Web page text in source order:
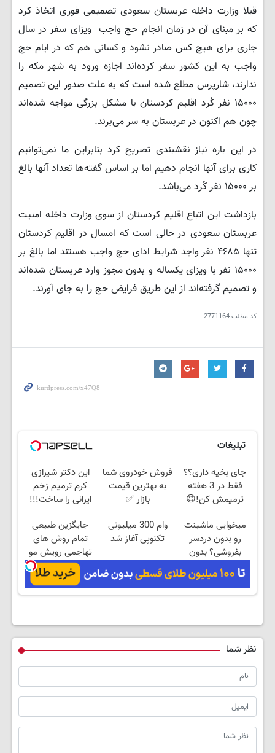
قبلا وزارت داخله عربستان سعودی تصمیمی فوری اتخاذ کرد
که بر مبنای آن در زمان انجام حج واجب ویزای سفر در سال
جاری برای هیچ کس صادر نشود و کسانی هم که در ایام حج
واجب به این کشور سفر کرده‌اند اجازه ورود به شهر مکه را
ندارند، شارپرس مطلع شده است که به علت صدور این تصمیم
۱۵۰۰۰ نفر کُرد اقلیم کردستان با مشکل بزرگی مواجه شده‌اند
چون هم اکنون در عربستان به سر می‌برند.
در این باره نیاز نقشبندی تصریح کرد بنابراین ما نمی‌توانیم
کاری برای آنها انجام دهیم اما بر اساس گفته‌ها تعداد آنها بالغ
بر ۱۵۰۰۰ نفر کُرد می‌باشد.
بازداشت این اتباع اقلیم کردستان از سوی وزارت داخله امنیت
عربستان سعودی در حالی است که امسال در اقلیم کردستان
تنها ۴۶۸۵ نفر واجد شرایط ادای حج واجب هستند اما بالغ بر
۱۵۰۰۰ نفر با ویزای یکساله و بدون مجوز وارد عربستان شده‌اند
و تصمیم گرفته‌اند از این طریق فرایض حج را به جای آورند.
کد مطلب2771164
تبلیغات
جای بخیه داری؟؟
فقط در 3 هفته
ترمیمش کن!😍
فروش خودروی شما
به بهترین قیمت
بازار ✅
این دکتر شیرازی
کرم ترمیم زخم
ایرانی را ساخت!!!
میخوایی ماشینت
رو بدون دردسر
بفروشی؟ بدون
کمیسیون
وام 300 میلیونی
تکنوپی آغاز شد
جایگزین طبیعی
تمام روش های
تهاجمی رویش مو
نظر شما